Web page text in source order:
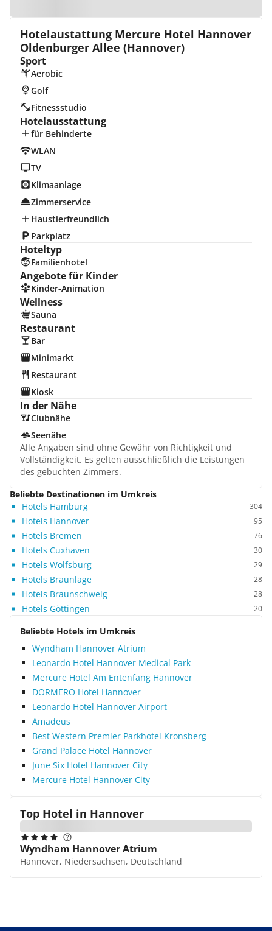
Hotelaustattung Mercure Hotel Hannover
Oldenburger Allee (Hannover)
Sport
Aerobic
Golf
Fitnessstudio
Hotelausstattung
für Behinderte
WLAN
TV
Klimaanlage
Zimmerservice
Haustierfreundlich
Parkplatz
Hoteltyp
Familienhotel
Angebote für Kinder
Kinder-Animation
Wellness
Sauna
Restaurant
Bar
Minimarkt
Restaurant
Kiosk
In der Nähe
Clubnähe
Seenähe
Alle Angaben sind ohne Gewähr von Richtigkeit und
Vollständigkeit. Es gelten ausschließlich die Leistungen
des gebuchten Zimmers.
Beliebte Destinationen im Umkreis
Hotels Hamburg
304
Hotels Hannover 95
Hotels Bremen 76
Hotels Cuxhaven 30
Hotels Wolfsburg 29
Hotels Braunlage 28
Hotels Braunschweig 28
Hotels Göttingen 20
Beliebte Hotels im Umkreis
Wyndham Hannover Atrium
Leonardo Hotel Hannover Medical Park
Mercure Hotel Am Entenfang Hannover
DORMERO Hotel Hannover
Leonardo Hotel Hannover Airport
Amadeus
Best Western Premier Parkhotel Kronsberg
Grand Palace Hotel Hannover
June Six Hotel Hannover City
Mercure Hotel Hannover City
Top Hotel in Hannover
Wyndham Hannover Atrium
Hannover, Niedersachsen, Deutschland